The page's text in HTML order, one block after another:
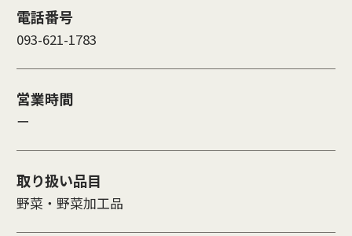
電話番号
093-621-1783
営業時間
ー
取り扱い品目
野菜・野菜加工品